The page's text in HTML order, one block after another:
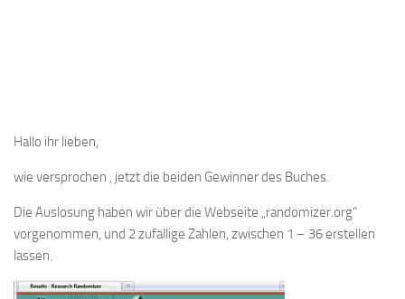
Hallo ihr lieben,
wie versprochen , jetzt die beiden Gewinner des Buches.
Die Auslosung haben wir über die Webseite „randomizer.org“
vorgenommen, und 2 zufällige Zahlen, zwischen 1 – 36 erstellen
lassen.